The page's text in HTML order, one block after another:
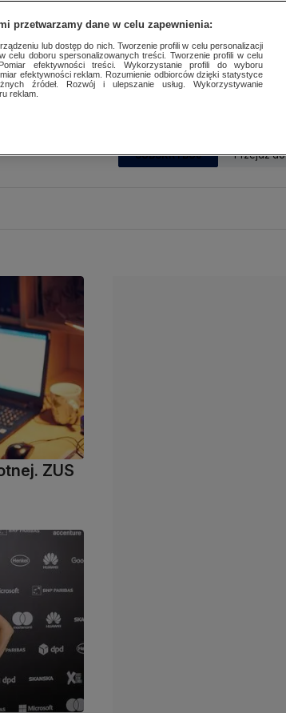
SUBSKRYBUJ Przejdź do
ZUS
przetwarzamy dane w celu zapewnienia:
lub dostęp do nich. Tworzenie profili w celu personalizacji
celu doboru spersonalizowanych treści. Tworzenie profili w celu
efektywności treści. Wykorzystanie profili do wyboru
efektywności reklam. Rozumienie odbiorców dzięki statystyce
źródeł. Rozwój i ulepszanie usług. Wykorzystywanie
reklam.